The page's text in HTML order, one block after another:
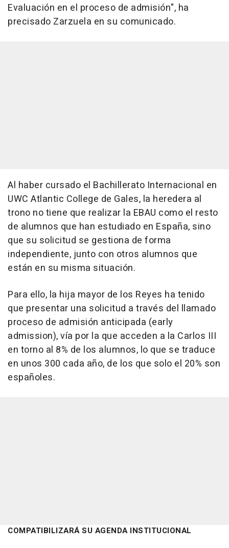
Evaluación en el proceso de admisión", ha
precisado Zarzuela en su comunicado.
Al haber cursado el Bachillerato Internacional en
UWC Atlantic College de Gales, la heredera al
trono no tiene que realizar la EBAU como el resto
de alumnos que han estudiado en España, sino
que su solicitud se gestiona de forma
independiente, junto con otros alumnos que
están en su misma situación.
Para ello, la hija mayor de los Reyes ha tenido
que presentar una solicitud a través del llamado
proceso de admisión anticipada (early
admission), vía por la que acceden a la Carlos III
en torno al 8% de los alumnos, lo que se traduce
en unos 300 cada año, de los que solo el 20% son
españoles.
COMPATIBILIZARÁ SU AGENDA INSTITUCIONAL